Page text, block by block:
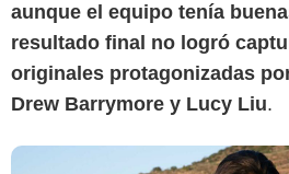
aunque el equipo tenía
resultado final no logró
originales protagonizadas
Drew Barrymore y Lucy Liu.